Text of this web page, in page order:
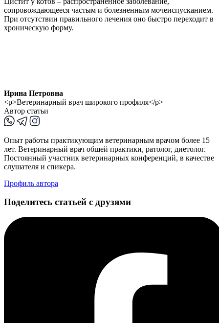
сопровождающееся частым и болезненным мочеиспусканием.
При отсутствии правильного лечения оно быстро переходит в
хроническую форму.
Ирина Петровна
<p>Ветеринарный врач широкого профиля</p>
Автор статьи
Опыт работы практикующим ветеринарным врачом более 15
лет. Ветеринарный врач общей практики, ратолог, диетолог.
Постоянный участник ветеринарных конференций, в качестве
слушателя и спикера.
Профиль автора
Поделитесь статьей с друзями